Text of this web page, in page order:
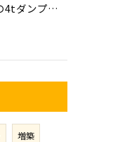
❄季節雇用の4tダンプの運転手募集⛄
増築